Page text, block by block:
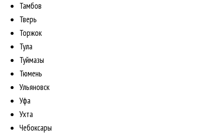
Тамбов
Тверь
Торжок
Тула
Туймазы
Тюмень
Ульяновск
Уфа
Ухта
Чебоксары